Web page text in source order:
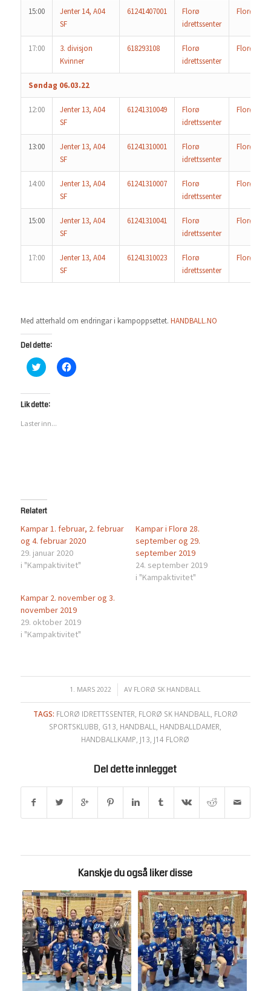
15:00
Jenter 14, A04
SF
61241407001
Florø
idrettssenter
Florø 2
17:00
3. divisjon
Kvinner
618293108
Florø
idrettssenter
Florø
Søndag 06.03.22
12:00
Jenter 13, A04
SF
61241310049
Florø
idrettssenter
Florø
13:00
Jenter 13, A04
SF
61241310001
Florø
idrettssenter
Florø 2
14:00
Jenter 13, A04
SF
61241310007
Florø
idrettssenter
Florø
15:00
Jenter 13, A04
SF
61241310041
Florø
idrettssenter
Florø 3
17:00
Jenter 13, A04
SF
61241310023
Florø
idrettssenter
Florø 2
Med atterhald om endringar i kampoppsettet. HANDBALL.NO
Del dette:
Klikk
for
på
Twitter(åpnes
en
ny
Klikk
for
Lik dette:
Laster inn...
Relatert
Kampar 1. februar, 2. februar
og 4. februar 2020
29. januar 2020
i "Kampaktivitet"
Kampar i Florø 28.
september og 29.
september 2019
24. september 2019
i "Kampaktivitet"
Kampar 2. november og 3.
november 2019
29. oktober 2019
i "Kampaktivitet"
1. MARS 2022
/ AV FLORØ SK HANDBALL
TAGS: FLORØ IDRETTSSENTER, FLORØ SK HANDBALL, FLORØ
SPORTSKLUBB, G13, HANDBALL, HANDBALLDAMER,
HANDBALLKAMP, J13, J14 FLORØ
Del dette innlegget
Kanskje du også liker disse